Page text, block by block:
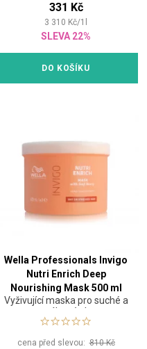
331 Kč
3 310 Kč/1
SLEVA 22%
DO KOŠÍKU
Wella Professionals Invigo
Nutri Enrich Deep
Nourishing Mask 500 ml
NEW
Vyživující maska pro suché a
namáhané vlasy
cena před slevou:810 Kč